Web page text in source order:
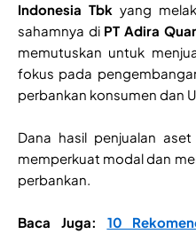
Indonesia Tbk yang
sahamnya di PT Adira
memutuskan untuk
fokus pada
perbankan konsumen dan
Dana hasil penjualan
memperkuat modal dan
perbankan.
Baca Juga: 10